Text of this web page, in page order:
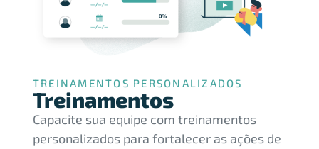
TREINAMENTOS PERSONALIZADOS
Treinamentos
Capacite sua equipe com treinamentos
personalizados para fortalecer as ações de